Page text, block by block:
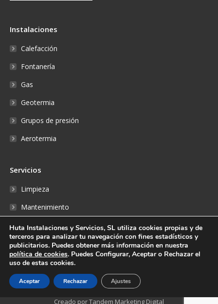
Instalaciones
Calefacción
Fontanería
Gas
Geotermia
Grupos de presión
Aerotermia
Servicios
Limpieza
Mantenimiento
Reparaciones
Fontanería
Reserva online
Creado por Tandem Marketing Digital
Huta Instalaciones y Servicios, SL utiliza cookies propias y de
terceros para analizar tu navegación con fines estadísticos y
publicitarios. Puedes obtener más información en nuestra
política de cookies. Puedes Configurar, Aceptar o Rechazar el
uso de estas cookies.
Aceptar Rechazar Ajustes